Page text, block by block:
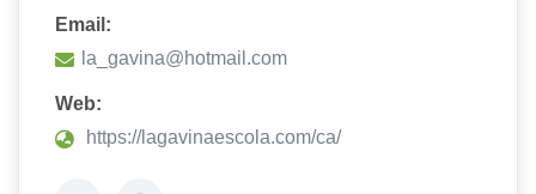
Email:
la_gavina@hotmail.com
Web:
https://lagavinaescola.com/ca/